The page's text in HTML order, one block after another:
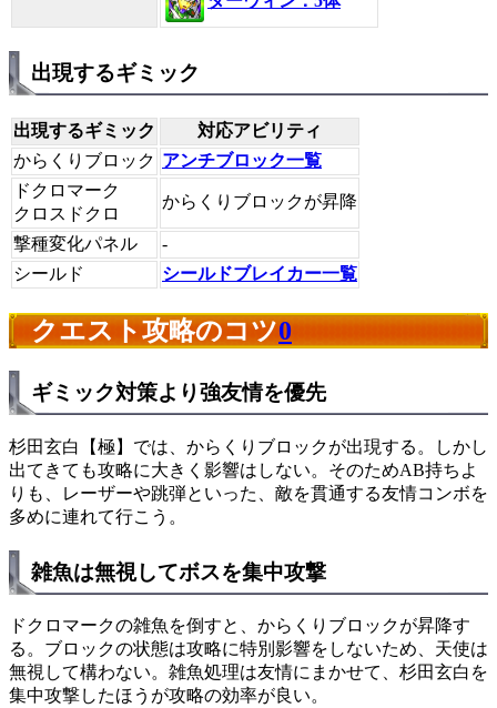
出現するギミック
出現するギミック
対応アビリティ
からくりブロック アンチブロック一覧
ドクロマーク
クロスドクロ
からくりブロックが昇降
撃種変化パネル
-
シールド
シールドブレイカー一覧
クエスト攻略のコツ0
ギミック対策より強友情を優先
杉田玄白【極】では、からくりブロックが出現する。しかし
出てきても攻略に大きく影響はしない。そのためAB持ちよ
りも、レーザーや跳弾といった、敵を貫通する友情コンボを
多めに連れて行こう。
雑魚は無視してボスを集中攻撃
ドクロマークの雑魚を倒すと、からくりブロックが昇降す
る。ブロックの状態は攻略に特別影響をしないため、天使は
無視して構わない。雑魚処理は友情にまかせて、杉田玄白を
集中攻撃したほうが攻略の効率が良い。